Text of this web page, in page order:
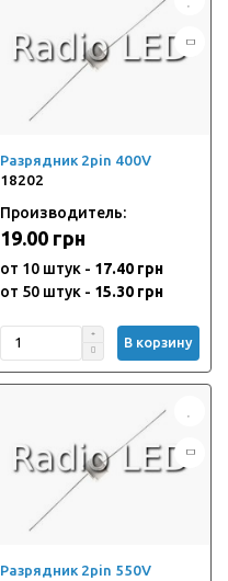
Разрядник 2pin 400V
18202
Производитель:
19.00 грн
от 10 штук - 17.40 грн
от 50 штук - 15.30 грн
В корзину
Разрядник 2pin 550V